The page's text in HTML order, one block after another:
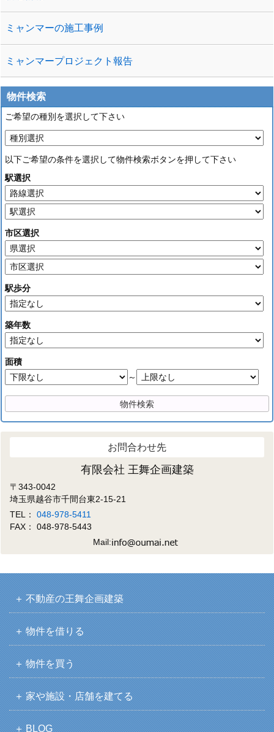
ミャンマーの施工事例
ミャンマープロジェクト報告
物件検索
ご希望の種別を選択して下さい
以下ご希望の条件を選択して物件検索ボタンを押して下さい
駅選択
市区選択
駅歩分
築年数
面積
～
お問合わせ先
有限会社 王舞企画建築
〒343-0042
埼玉県越谷市千間台東2-15-21
TEL：048-978-5411
FAX： 048-978-5443
Mail:
不動産の王舞企画建築
物件を借りる
物件を買う
家や施設・店舗を建てる
BLOG